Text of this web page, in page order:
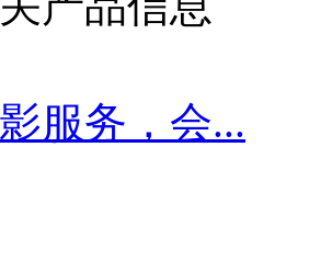
产品信息
服务，会...